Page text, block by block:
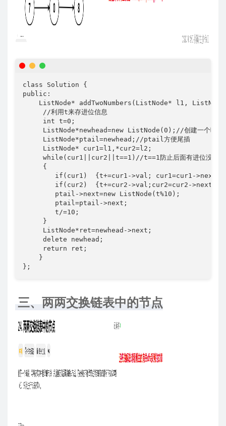
class Solution {
public:
ListNode* addTwoNumbers(ListNode* l1,
     //利用t来存进位信息
     int t=0;
ListNode*newhead=new ListNode(0);//创建一个哨兵
     ListNode*ptail=newhead;//ptail方便尾插
     ListNode* cur1=l1,*cur2=l2;
     while(cur1||cur2||t==1)//t==1防止后面有进位没加上
     {
        if(cur1)  {t+=cur1->val; cur1=cur1->next;}
        if(cur2)  {t+=cur2->val;cur2=cur2->next;}
        ptail->next=new ListNode(t%10);
        ptail=ptail->next;
        t/=10;
     }
     ListNode*ret=newhead->next;
     delete newhead;
     return ret;
    }
};
三、两两交换链表中的节点